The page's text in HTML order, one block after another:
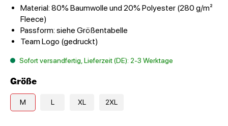
Material: 80% Baumwolle und 20% Polyester (280 g/m²
Fleece)
Passform: siehe Größentabelle
Team Logo (gedruckt)
Sofort versandfertig, Lieferzeit (DE): 2-3 Werktage
Größe
M L XL 2XL